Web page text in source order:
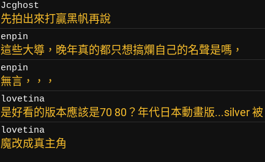
Jcghost
先拍出來打贏黑帆再說
enpin
這些大導，晚年真的都只想搞爛自己的名聲是嗎，
enpin
無言，，，
lovetina
是好看的版本應該是70 80？年代日本動畫版...silver 被
lovetina
魔改成真主角